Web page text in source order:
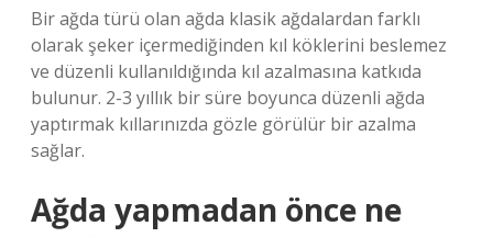
Bir ağda türü olan ağda klasik ağdalardan farklı
olarak şeker içermediğinden kıl köklerini beslemez
ve düzenli kullanıldığında kıl azalmasına katkıda
bulunur. 2-3 yıllık bir süre boyunca düzenli ağda
yaptırmak kıllarınızda gözle görülür bir azalma
sağlar.
Ağda yapmadan önce ne